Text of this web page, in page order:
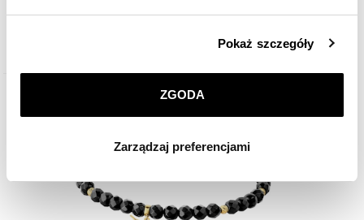
przez nas plików cookie znajdziesz wPolityce
prywatności.
korzystamy. Możesz również wybrać jaki rodzaj plików
Zarządzaj preferencjami
. W każdej chwili możesz
dokonać zmiany wybranych przez Ciebie plików cookie.
Pokaż szczegóły
ZGODA
Zarządzaj preferencjami